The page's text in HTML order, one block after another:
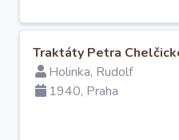
Traktáty Petra
Holinka, Rudolf
1940, Praha